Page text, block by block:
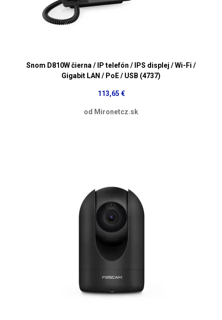
Snom D810W čierna / IP telefón / IPS displej / Wi-Fi /
Gigabit LAN / PoE / USB (4737)
113,65 €
od Mironetcz.sk